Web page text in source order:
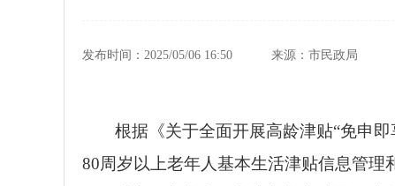
发布时间：2025/05/06 16:50 来源：市民政局
根据《关于全面开展高龄津贴“免申即
80周岁以上老年人基本生活津贴信息管理